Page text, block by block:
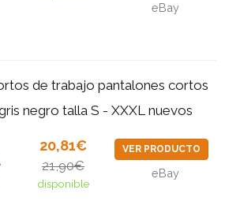
eBay
de trabajo pantalones cortos
negro talla S - XXXL nuevos
20,81€
21,90€
disponible
VER PRODUCTO
eBay